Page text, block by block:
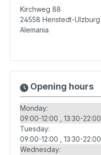
Kirchweg 88
24558 Henstedt-Ulzburg
Alemania
Opening hours
Monday:
09:00-12:00
13:30-22:00
Tuesday:
09:00-12:00
13:30-22:00
Wednesday: